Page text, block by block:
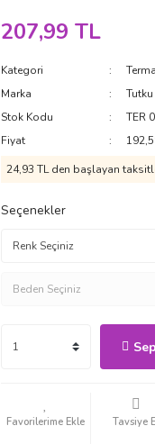
207,99 TL
Kategori
Marka
Tutku
Stok Kodu
TER
Fiyat
24,93 TL den başlayan
Seçenekler
Tavsiye